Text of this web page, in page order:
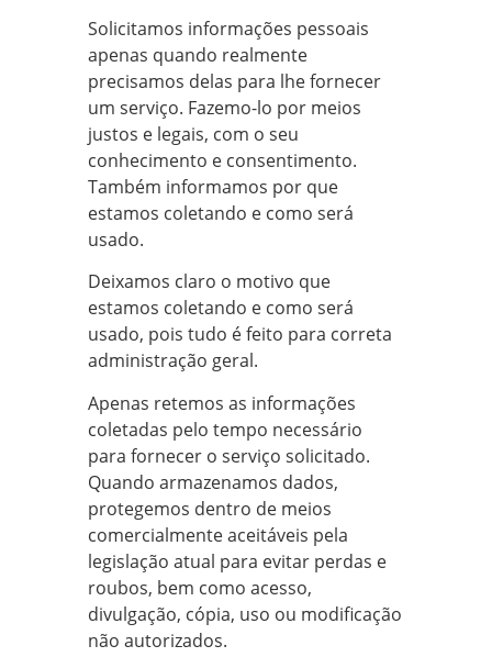
Solicitamos informações pessoais
apenas quando realmente
precisamos delas para lhe fornecer
um serviço. Fazemo-lo por meios
justos e legais, com o seu
conhecimento e consentimento.
Também informamos por que
estamos coletando e como será
usado.
Deixamos claro o motivo que
estamos coletando e como será
usado, pois tudo é feito para correta
administração geral.
Apenas retemos as informações
coletadas pelo tempo necessário
para fornecer o serviço solicitado.
Quando armazenamos dados,
protegemos dentro de meios
comercialmente aceitáveis pela
legislação atual para evitar perdas e
roubos, bem como acesso,
divulgação, cópia, uso ou modificação
não autorizados.